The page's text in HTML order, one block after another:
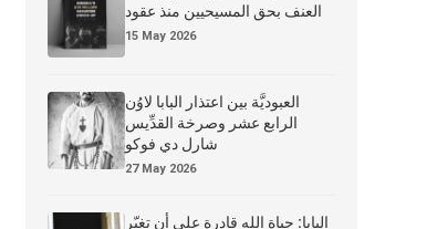
العنف بحق المسيحيين منذ عقود
15 May 2026
العبوديَّة بين اعتذار البابا لاوُن
الرابع عشر وصرخة القدِّيس
شارل دي فوكو
27 May 2026
البابا: حياة الله قادرة على أن تغيّر